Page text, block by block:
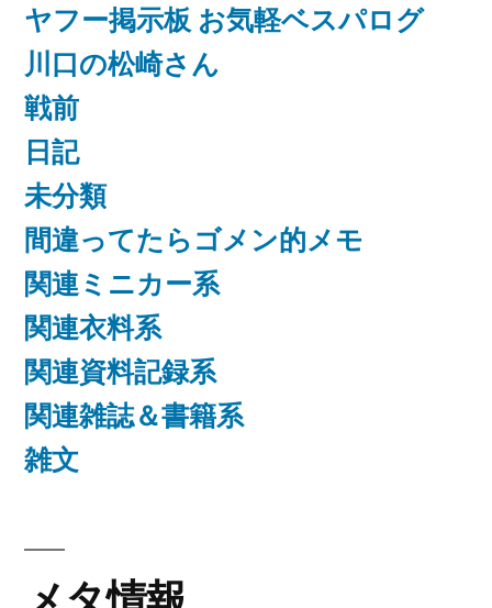
ヤフー掲示板 お気軽ベスパログ
川口の松崎さん
戦前
日記
未分類
間違ってたらゴメン的メモ
関連ミニカー系
関連衣料系
関連資料記録系
関連雑誌＆書籍系
雑文